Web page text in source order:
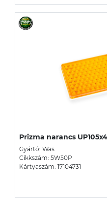
Prizma narancs
Gyártó: Was
Cikkszám: 5W50P
Kártyaszám: 17104731